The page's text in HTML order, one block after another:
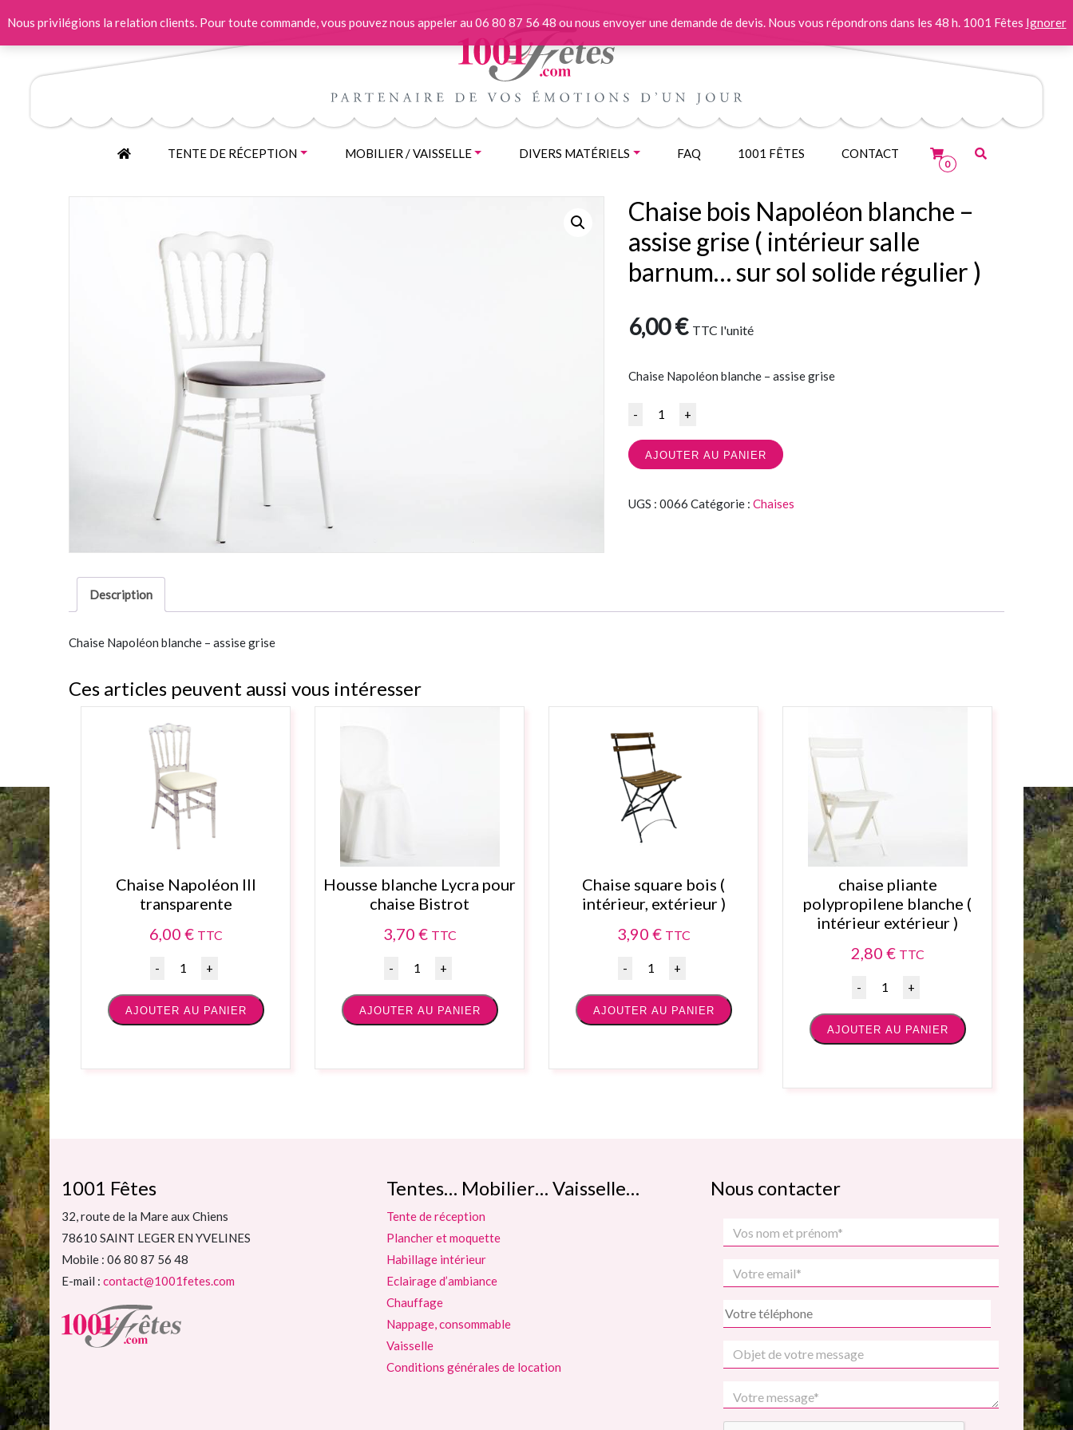
ACCUEILTENTE DE RÉCEPTION MOBILIER / VAISSELLE DIVERS MATÉRIELS FAQ 1001 FÊTES CONTACT
0
Chaise bois Napoléon blanche –
assise grise ( intérieur salle
barnum… sur sol solide régulier )
6,00€ TTC l'unité
Chaise Napoléon blanche – assise grise
Quantité
AJOUTER AU PANIER
UGS :0066 Catégorie :Chaises
Description
Chaise Napoléon blanche – assise grise
Ces articles peuvent aussi vous intéresser
Chaise Napoléon III
transparente
6,00 € TTC
Quantité
AJOUTER AU PANIER
Housse blanche Lycra pour
chaise Bistrot
3,70 € TTC
Quantité
AJOUTER AU PANIER
Chaise square bois (
intérieur, extérieur )
3,90 € TTC
Quantité
AJOUTER AU PANIER
chaise pliante
polypropilene blanche (
intérieur extérieur )
2,80 € TTC
Quantité
AJOUTER AU PANIER
1001 Fêtes
32, route de la Mare aux Chiens
78610 SAINT LEGER EN YVELINES
Mobile : 06 80 87 56 48
E-mail : contact@1001fetes.com
Tentes… Mobilier… Vaisselle…
Tente de réception
Plancher et moquette
Habillage intérieur
Eclairage d’ambiance
Chauffage
Nappage, consommable
Vaisselle
Conditions générales de location
Nous contacter
Nous privilégions la relation clients. Pour toute commande, vous pouvez nous appeler au 06 80 87 56 48 ou nous envoyer une demande de devis. Nous vous répondrons dans les 48 h. 1001 Fêtes Ignorer